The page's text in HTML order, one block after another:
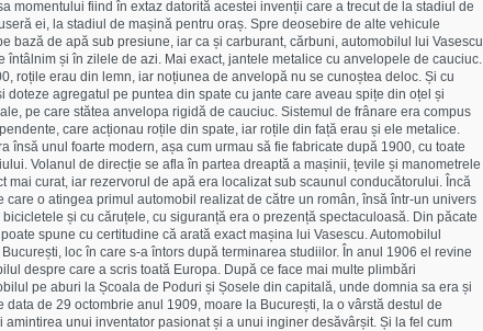
momentului fiind în extaz datorită acestei invenții care a trecut de la stadiul de
ei, la stadiul de mașină pentru oraș. Spre deosebire de alte vehicule
bază de apă sub presiune, iar ca și carburant, cărbuni, automobilul lui Vasescu
întâlnim și în zilele de azi. Mai exact, jantele metalice cu anvelopele de cauciuc.
roțile erau din lemn, iar noțiunea de anvelopă nu se cunoștea deloc. Și cu
doteze agregatul pe puntea din spate cu jante care aveau spițe din oțel și
pe care stătea anvelopa rigidă de cauciuc. Sistemul de frânare era compus
care acționau roțile din spate, iar roțile din față erau și ele metalice.
însă unul foarte modern, așa cum urmau să fie fabricate după 1900, cu toate
Volanul de direcție se afla în partea dreaptă a mașinii, țevile și manometrele
mai curat, iar rezervorul de apă era localizat sub scaunul conducătorului. Încă
care o atingea primul automobil realizat de către un român, însă într-un univers
și cu căruțele, cu siguranță era o prezență spectaculoasă. Din păcate
spune cu certitudine că arată exact mașina lui Vasescu. Automobilul
loc în care s-a întors după terminarea studiilor. În anul 1906 el revine
despre care a scris toată Europa. După ce face mai multe plimbări
pe aburi la Școala de Poduri și Șosele din capitală, unde domnia sa era și
data de 29 octombrie anul 1909, moare la București, la o vârstă destul de
unui inventator pasionat și a unui inginer desăvârșit. Și la fel cum